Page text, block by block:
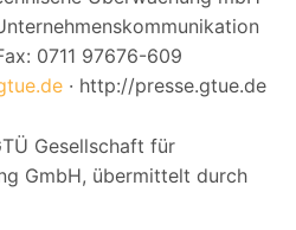
0711 97676-609
· http://presse.gtue.de
Gesellschaft für
GmbH, übermittelt durch